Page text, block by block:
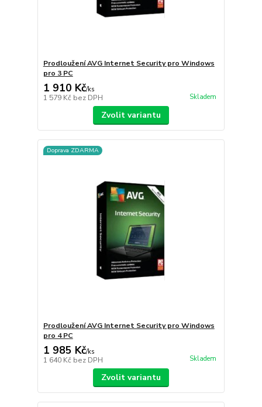
Prodloužení AVG Internet Security pro Windows
pro 3 PC
1 910 Kč/ks
1 579 Kč bez DPH Skladem
Zvolit variantu
Doprava ZDARMA
Prodloužení AVG Internet Security pro Windows
pro 4 PC
1 985 Kč/ks
1 640 Kč bez DPH Skladem
Zvolit variantu